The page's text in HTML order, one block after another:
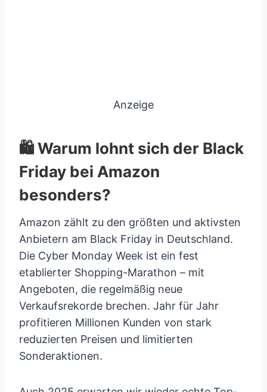
Anzeige
🛍️ Warum lohnt sich der Black
Friday bei Amazon
besonders?
Amazon zählt zu den größten und aktivsten
Anbietern am Black Friday in Deutschland.
Die Cyber Monday Week ist ein fest
etablierter Shopping-Marathon – mit
Angeboten, die regelmäßig neue
Verkaufsrekorde brechen. Jahr für Jahr
profitieren Millionen Kunden von stark
reduzierten Preisen und limitierten
Sonderaktionen.